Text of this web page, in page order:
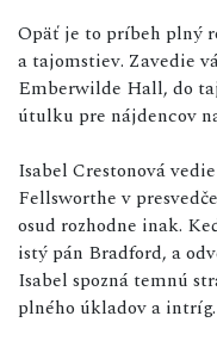
Opäť je to príbeh plný
a tajomstiev. Zavedie
Emberwilde Hall, do
útulku pre nájdencov
Isabel Crestonová
Fellsworthe v
osud rozhodne inak.
istý pán Bradford, a
Isabel spozná temnú
plného úkladov a intríg.